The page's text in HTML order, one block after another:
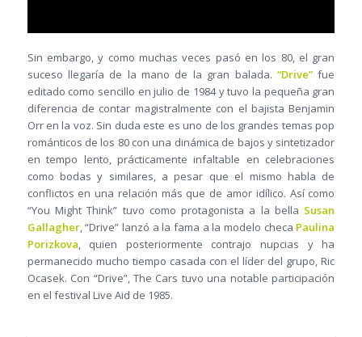
Sin embargo, y como muchas veces pasó en los 80, el gran
suceso llegaría de la mano de la gran balada.“Drive” fue
editado como sencillo en julio de 1984 y tuvo la pequeña gran
diferencia de contar magistralmente con el bajista Benjamin
Orr en la voz. Sin duda este es uno de los grandes temas pop
románticos de los 80 con una dinámica de bajos y sintetizador
en tempo lento, prácticamente infaltable en celebraciones
como bodas y similares, a pesar que el mismo habla de
conflictos en una relación más que de amor idílico. Así como
“You Might Think” tuvo como protagonista a la bella Susan
Gallagher, “Drive” lanzó a la fama a la modelo checa Paulina
Porizkova, quien posteriormente contrajo nupcias y ha
permanecido mucho tiempo casada con el líder del grupo, Ric
Ocasek. Con “Drive”, The Cars tuvo una notable participación
en el festival Live Aid de 1985.